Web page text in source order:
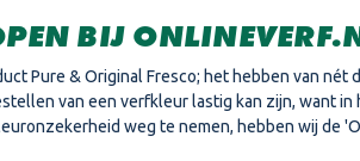
BIJ
Pure & Original Fresco; het hebben van nét
van een verfkleur lastig kan zijn, want in
weg te nemen, hebben wij de